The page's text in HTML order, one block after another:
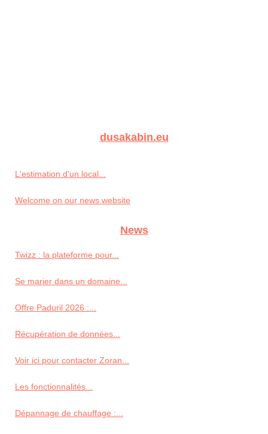
dusakabin.eu
L'estimation d'un local...
Welcome on our news website
News
Twizz : la plateforme pour...
Se marier dans un domaine...
Offre Paduril 2026 :...
Récupération de données...
Voir ici pour contacter Zoran...
Les fonctionnalités...
Dépannage de chauffage :...